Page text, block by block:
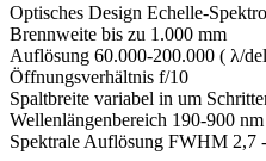
Optisches Design Echelle-
Brennweite bis zu 1.000 mm
Auflösung 60.000-200.000 ( λ/
Öffnungsverhältnis f/10
Spaltbreite variabel in um
Wellenlängenbereich 190-900
Spektrale Auflösung FWHM 2,7